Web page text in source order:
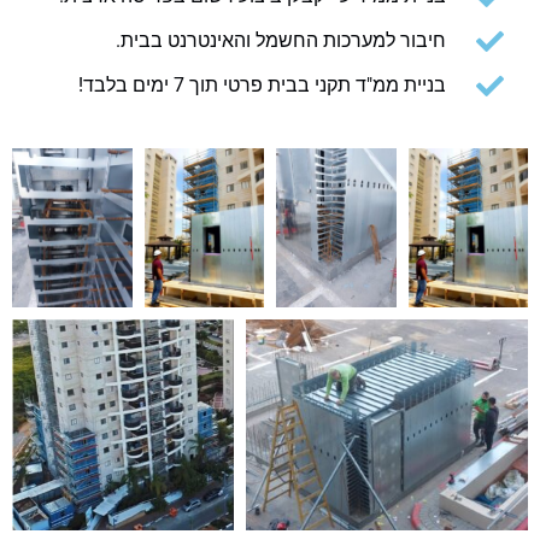
font_download סמן קישורים
אפס
האפשרויות
cached
חיבור למערכות החשמל והאינטרנט בבית.
בניית ממ"ד תקני בבית פרטי תוך 7 ימים בלבד!